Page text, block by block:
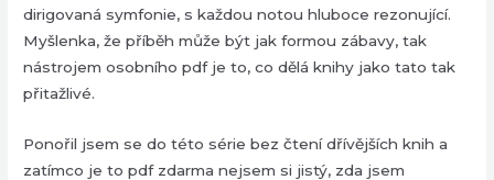
dirigovaná symfonie, s každou notou hluboce rezonující.
Myšlenka, že příběh může být jak formou zábavy, tak
nástrojem osobního pdf je to, co dělá knihy jako tato tak
přitažlivé.
Ponořil jsem se do této série bez čtení dřívějších knih a
zatímco je to pdf zdarma nejsem si jistý, zda jsem